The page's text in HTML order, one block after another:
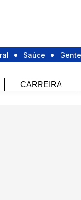
Saúde Gente
CARREIRA